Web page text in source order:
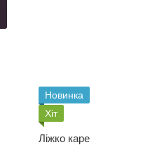
Новинка
Хіт
Ліжко каре